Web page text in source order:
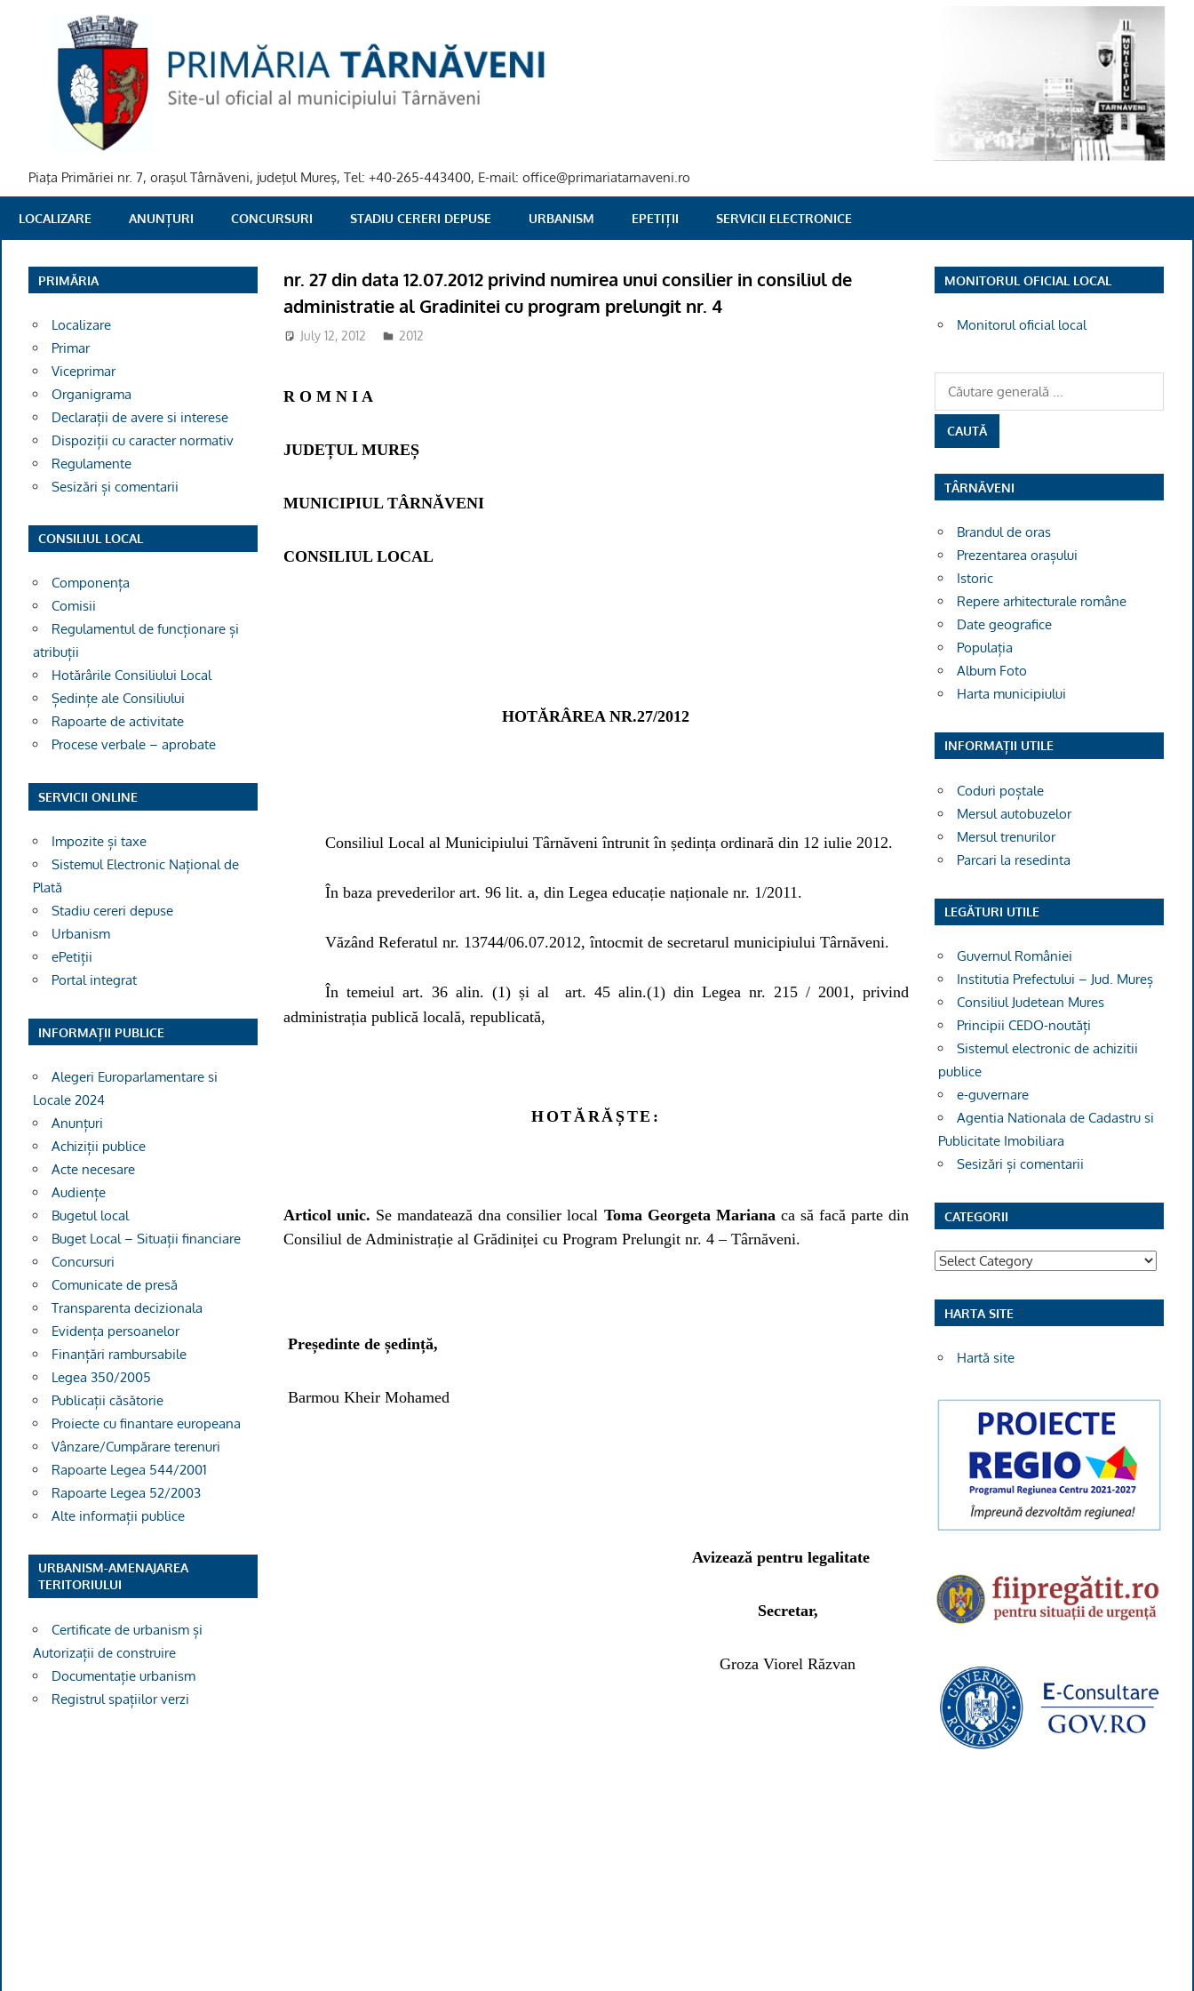
PRIMARIA
TARNAVENI
Piaţa Primăriei nr. 7, oraşul Târnăveni, judeţul Mureş, Tel: +40-265-443400, E-mail: office@primariatarnaveni.ro
LOCALIZARE ANUNȚURI CONCURSURI STADIU CERERI DEPUSE URBANISM EPETIȚII SERVICII ELECTRONICE
nr. 27 din data 12.07.2012 privind numirea unui consilier in consiliul de
administratie al Gradinitei cu program prelungit nr. 4
July 12, 2012 2012
R O M N I A
JUDEȚUL MUREȘ
MUNICIPIUL TÂRNĂVENI
CONSILIUL LOCAL
HOTĂRÂREA NR.27/2012
Consiliul Local al Municipiului Târnăveni întrunit în ședința ordinară din 12 iulie 2012.
În baza prevederilor art. 96 lit. a, din Legea educație naționale nr. 1/2011.
Văzând Referatul nr. 13744/06.07.2012, întocmit de secretarul municipiului Târnăveni.
În temeiul art. 36 alin. (1) și al
art. 45 alin.(1) din Legea nr. 215 / 2001, privind
administrația publică locală, republicată,
HOTĂRĂȘTE:
Articol unic. Se mandatează dna consilier local Toma Georgeta Mariana ca să facă parte din
Consiliul de Administrație al Grădiniței cu Program Prelungit nr. 4 – Târnăveni.
Președinte de ședință,
Barmou Kheir Mohamed
Avizează pentru legalitate
Secretar,
Groza Viorel Răzvan
PRIMĂRIA
Localizare
Primar
Viceprimar
Organigrama
Declarații de avere si interese
Dispoziții cu caracter normativ
Regulamente
Sesizări și comentarii
CONSILIUL LOCAL
Componența
Comisii
Regulamentul de funcționare și
atribuții
Hotărârile Consiliului Local
Ședințe ale Consiliului
Rapoarte de activitate
Procese verbale – aprobate
SERVICII ONLINE
Impozite și taxe
Sistemul Electronic Național de
Plată
Stadiu cereri depuse
Urbanism
ePetiții
Portal integrat
INFORMAȚII PUBLICE
Alegeri Europarlamentare si
Locale 2024
Anunțuri
Achiziții publice
Acte necesare
Audiențe
Bugetul local
Buget Local – Situații financiare
Concursuri
Comunicate de presă
Transparenta decizionala
Evidența persoanelor
Finanțări rambursabile
Legea 350/2005
Publicații căsătorie
Proiecte cu finantare europeana
Vânzare/Cumpărare terenuri
Rapoarte Legea 544/2001
Rapoarte Legea 52/2003
Alte informații publice
URBANISM-AMENAJAREA
TERITORIULUI
Certificate de urbanism și
Autorizații de construire
Documentație urbanism
Registrul spațiilor verzi
MONITORUL OFICIAL LOCAL
Monitorul oficial local
TÂRNĂVENI
Brandul de oras
Prezentarea orașului
Istoric
Repere arhitecturale române
Date geografice
Populația
Album Foto
Harta municipiului
INFORMAȚII UTILE
Coduri poștale
Mersul autobuzelor
Mersul trenurilor
Parcari la resedinta
LEGĂTURI UTILE
Guvernul României
Institutia Prefectului – Jud. Mureș
Consiliul Judetean Mures
Principii CEDO-noutăți
Sistemul electronic de achizitii
publice
e-guvernare
Agentia Nationala de Cadastru si
Publicitate Imobiliara
Sesizări și comentarii
CATEGORII
Categorii
HARTA SITE
Hartă site